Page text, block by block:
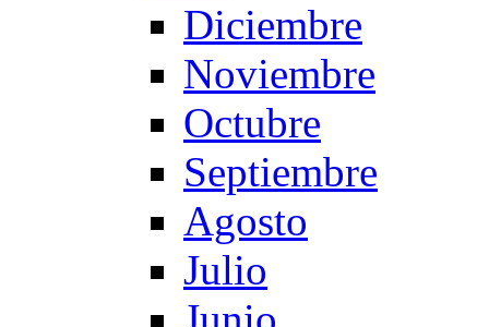
Diciembre
Noviembre
Octubre
Septiembre
Agosto
Julio